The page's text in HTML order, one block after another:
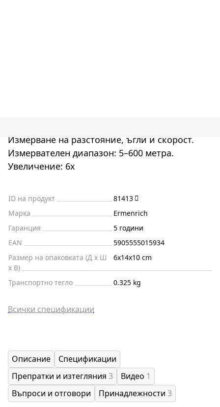
Измерване на разстояние, ъгли и скорост.
Измервателен диапазон: 5–600 метра.
Увеличение: 6x
ID на продукт
81413
Марка
Ermenrich
Гаранция
5 години
EAN
5905555015934
Размер на опаковката (Д x Ш
x В)
6x14x10 cm
Транспортно тегло 0.325 kg
Всички спецификации
Описание
Спецификации
Препратки и изтегляния 3 Видео 1
Въпроси и отговори
Принадлежности 3